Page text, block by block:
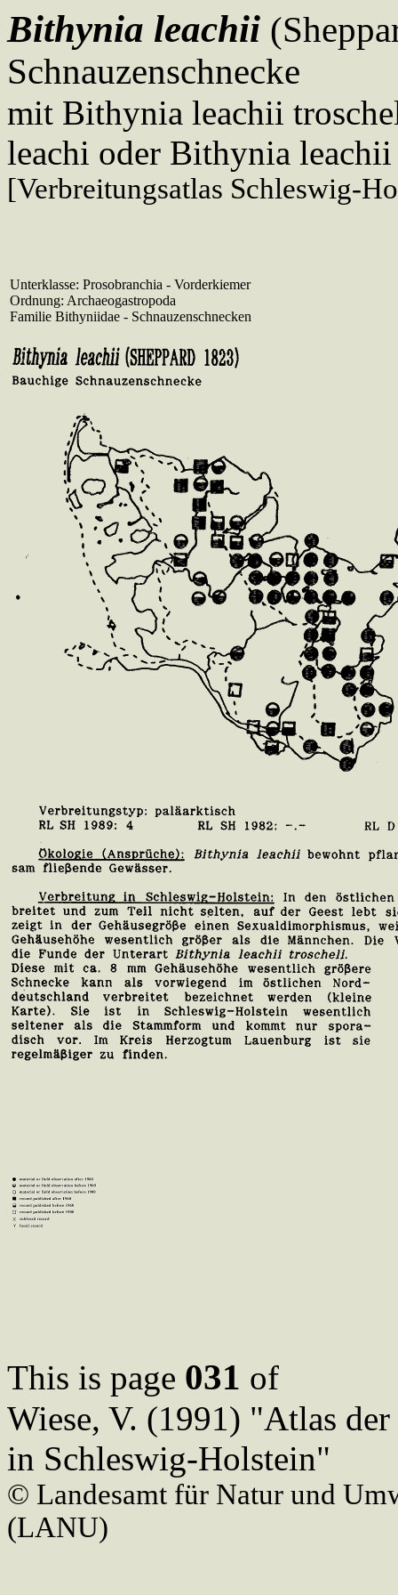
Bithynia leachii
Schnauzenschnecke
mit Bithynia leachii
leachi oder Bithynia
[Verbreitungsatlas Schleswig-
Unterklasse: Prosobranchia - Vorderkiemer
Ordnung: Archaeogastropoda
Familie Bithyniidae - Schnauzenschnecken
This is page 031 of
Wiese, V. (1991) "Atlas
in Schleswig-Holstein"
© Landesamt für Natur und
(LANU)